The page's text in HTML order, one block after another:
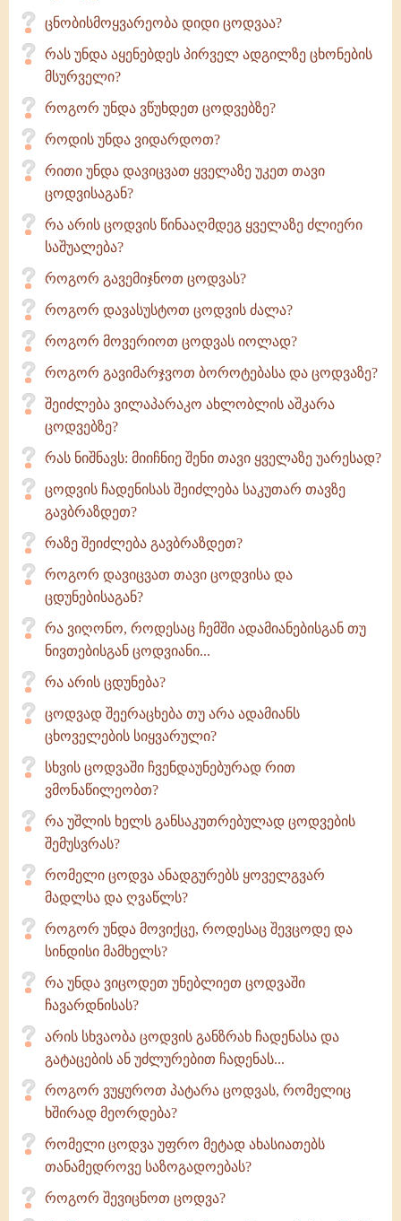
ცნობისმოყვარეობა დიდი ცოდვაა?
რას უნდა აყენებდეს პირველ ადგილზე ცხონების
მსურველი?
როგორ უნდა ვწუხდეთ ცოდვებზე?
როდის უნდა ვიდარდოთ?
რითი უნდა დავიცვათ ყველაზე უკეთ თავი
ცოდვისაგან?
რა არის ცოდვის წინააღმდეგ ყველაზე ძლიერი
საშუალება?
როგორ გავემიჯნოთ ცოდვას?
როგორ დავასუსტოთ ცოდვის ძალა?
როგორ მოვერიოთ ცოდვას იოლად?
როგორ გავიმარჯვოთ ბოროტებასა და ცოდვაზე?
შეიძლება ვილაპარაკო ახლობლის აშკარა
ცოდვებზე?
რას ნიშნავს: მიიჩნიე შენი თავი ყველაზე უარესად?
ცოდვის ჩადენისას შეიძლება საკუთარ თავზე
გავბრაზდეთ?
რაზე შეიძლება გავბრაზდეთ?
როგორ დავიცვათ თავი ცოდვისა და
ცდუნებისაგან?
რა ვიღონო, როდესაც ჩემში ადამიანებისგან თუ
ნივთებისგან ცოდვიანი...
რა არის ცდუნება?
ცოდვად შეერაცხება თუ არა ადამიანს
ცხოველების სიყვარული?
სხვის ცოდვაში ჩვენდაუნებურად რით
ვმონაწილეობთ?
რა უშლის ხელს განსაკუთრებულად ცოდვების
შემუსვრას?
რომელი ცოდვა ანადგურებს ყოველგვარ
მადლსა და ღვაწლს?
როგორ უნდა მოვიქცე, როდესაც შევცოდე და
სინდისი მამხელს?
რა უნდა ვიცოდეთ უნებლიეთ ცოდვაში
ჩავარდნისას?
არის სხვაობა ცოდვის განზრახ ჩადენასა და
გატაცების ან უძლურებით ჩადენას...
როგორ ვუყუროთ პატარა ცოდვას, რომელიც
ხშირად მეორდება?
რომელი ცოდვა უფრო მეტად ახასიათებს
თანამედროვე საზოგადოებას?
როგორ შევიცნოთ ცოდვა?